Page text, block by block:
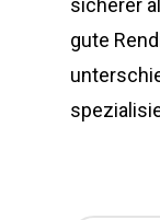
sicherer
gute